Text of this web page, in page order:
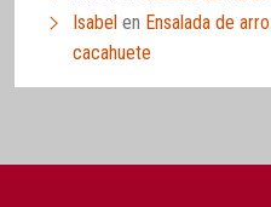
Isabel en Ensalada de
cacahuete